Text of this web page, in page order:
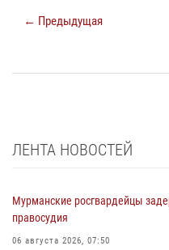
← Предыдущая
ЛЕНТА НОВОСТЕЙ
Мурманские росгвардейцы
правосудия
06 августа 2026, 07:50